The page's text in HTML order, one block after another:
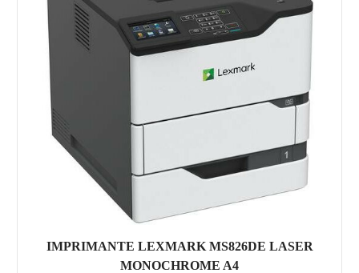
IMPRIMANTE LEXMARK MS826DE LASER
MONOCHROME A4